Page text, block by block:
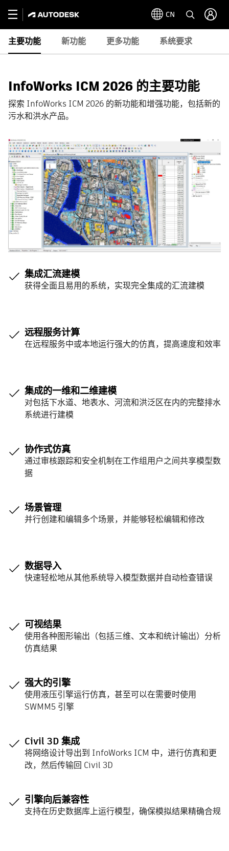
CN
主要功能 新功能 更多功能 系统要求
InfoWorks ICM 2026 的主要功能
探索 InfoWorks ICM 2026 的新功能和增强功能，包括新的
污水和洪水产品。
集成汇流建模
获得全面且易用的系统，实现完全集成的汇流建模
远程服务计算
在远程服务中或本地运行强大的仿真，提高速度和效率
集成的一维和二维建模
对包括下水道、地表水、河流和洪泛区在内的完整排水
系统进行建模
协作式仿真
通过审核跟踪和安全机制在工作组用户之间共享模型数
据
场景管理
并行创建和编辑多个场景，并能够轻松编辑和修改
数据导入
快速轻松地从其他系统导入模型数据并自动检查错误
可视结果
使用各种图形输出（包括三维、文本和统计输出）分析
仿真结果
强大的引擎
使用液压引擎运行仿真，甚至可以在需要时使用
SWMM5 引擎
Civil 3D 集成
将网络设计导出到 InfoWorks ICM 中，进行仿真和更
改，然后传输回 Civil 3D
引擎向后兼容性
支持在历史数据库上运行模型，确保模拟结果精确合规